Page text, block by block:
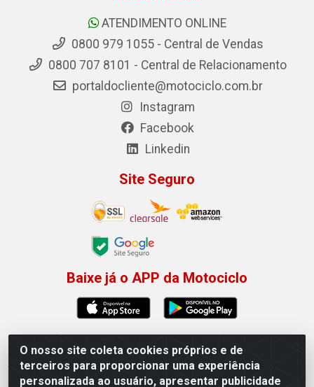
O nosso site coleta cookies próprios e de
terceiros para proporcionar uma experiência
personalizada ao usuário, apresentar publicidade
ATENDIMENTO ONLINE
0800 979 1055 - Central de Vendas
0800 707 8101 - Central de Relacionamento
portaldocliente@motociclo.com.br
Instagram
Facebook
Linkedin
Site Seguro
Baixe já o APP da Motociclo
Motociclo - Rua Francisco Sousa dos Santos, 731 -
Jardim Limoeiro, Serra/ES - CEP 29.164-153 - CNPJ